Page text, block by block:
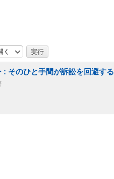
く
: そのひと手間が訴訟を回避する